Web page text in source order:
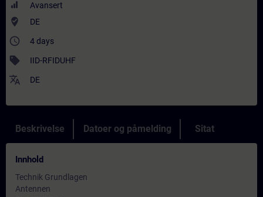
Avansert
where_to_vote DE
access_time 4 days
sell IID-RFIDUHF
translate DE
Beskrivelse Datoer og påmelding Sitat
Innhold
Technik Grundlagen
Antennen